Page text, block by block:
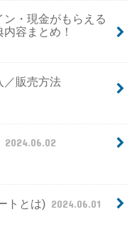
ン・現金がもらえる
容まとめ！
／販売方法
2024.06.02
トとは) 2024.06.01